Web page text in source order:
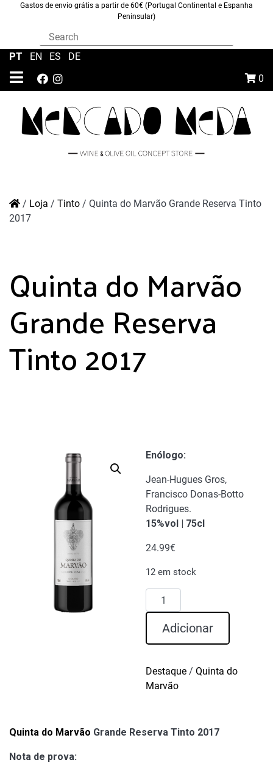
Gastos de envio grátis a partir de 60€ (Portugal Continental e Espanha
Peninsular)
0
PT EN ES DE
/ Loja / Tinto / Quinta do Marvão Grande Reserva Tinto
2017
Quinta do Marvão
Grande Reserva
Tinto 2017
Enólogo:
Jean-Hugues Gros,
Francisco Donas-Botto
Rodrigues.
15%vol | 75cl
24.99€
12 em stock
Quantidade
de
Quinta
Grande
Reserva
Adicionar
Destaque / Quinta do
Marvão
Quinta do Marvão Grande Reserva Tinto 2017
Nota de prova: